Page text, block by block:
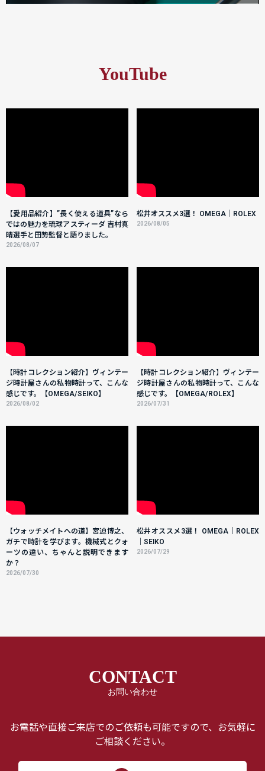
YouTube
【愛用品紹介】”長く使える道具”なら
ではの魅力を琉球アスティーダ 吉村真
晴選手と田㔟監督と語りました。
2026/08/07
松井オススメ3選！ OMEGA｜ROLEX
2026/08/05
【時計コレクション紹介】ヴィンテー
ジ時計屋さんの私物時計って、こんな
感じです。【OMEGA/SEIKO】
2026/08/02
【時計コレクション紹介】ヴィンテー
ジ時計屋さんの私物時計って、こんな
感じです。【OMEGA/ROLEX】
2026/07/31
【ウォッチメイトへの道】宮迫博之、
ガチで時計を学びます。機械式とクォ
ーツの違い、ちゃんと説明できます
か？
2026/07/30
松井オススメ3選！ OMEGA｜ROLEX
｜SEIKO
2026/07/29
CONTACT
お問い合わせ
お電話や直接ご来店でのご依頼も可能ですので、お気軽に
ご相談ください。